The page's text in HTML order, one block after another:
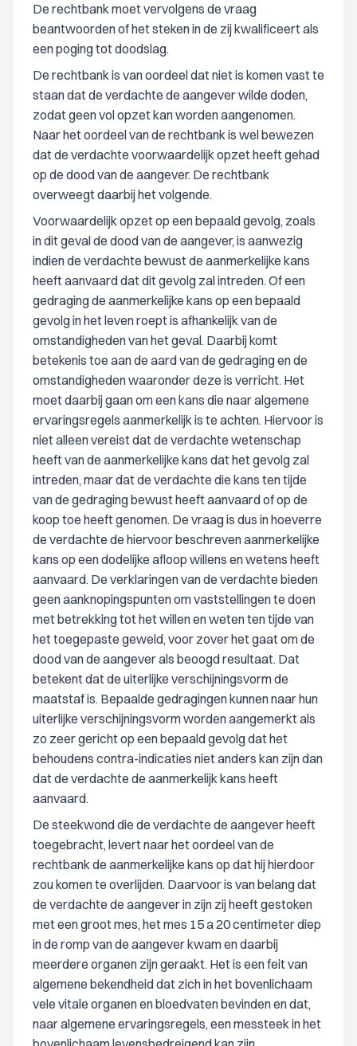
De rechtbank moet vervolgens de vraag
beantwoorden of het steken in de zij kwalificeert als
een poging tot doodslag.
De rechtbank is van oordeel dat niet is komen vast te
staan dat de verdachte de aangever wilde doden,
zodat geen vol opzet kan worden aangenomen.
Naar het oordeel van de rechtbank is wel bewezen
dat de verdachte voorwaardelijk opzet heeft gehad
op de dood van de aangever. De rechtbank
overweegt daarbij het volgende.
Voorwaardelijk opzet op een bepaald gevolg, zoals
in dit geval de dood van de aangever, is aanwezig
indien de verdachte bewust de aanmerkelijke kans
heeft aanvaard dat dit gevolg zal intreden. Of een
gedraging de aanmerkelijke kans op een bepaald
gevolg in het leven roept is afhankelijk van de
omstandigheden van het geval. Daarbij komt
betekenis toe aan de aard van de gedraging en de
omstandigheden waaronder deze is verricht. Het
moet daarbij gaan om een kans die naar algemene
ervaringsregels aanmerkelijk is te achten. Hiervoor is
niet alleen vereist dat de verdachte wetenschap
heeft van de aanmerkelijke kans dat het gevolg zal
intreden, maar dat de verdachte die kans ten tijde
van de gedraging bewust heeft aanvaard of op de
koop toe heeft genomen. De vraag is dus in hoeverre
de verdachte de hiervoor beschreven aanmerkelijke
kans op een dodelijke afloop willens en wetens heeft
aanvaard. De verklaringen van de verdachte bieden
geen aanknopingspunten om vaststellingen te doen
met betrekking tot het willen en weten ten tijde van
het toegepaste geweld, voor zover het gaat om de
dood van de aangever als beoogd resultaat. Dat
betekent dat de uiterlijke verschijningsvorm de
maatstaf is. Bepaalde gedragingen kunnen naar hun
uiterlijke verschijningsvorm worden aangemerkt als
zo zeer gericht op een bepaald gevolg dat het
behoudens contra-indicaties niet anders kan zijn dan
dat de verdachte de aanmerkelijk kans heeft
aanvaard.
De steekwond die de verdachte de aangever heeft
toegebracht, levert naar het oordeel van de
rechtbank de aanmerkelijke kans op dat hij hierdoor
zou komen te overlijden. Daarvoor is van belang dat
de verdachte de aangever in zijn zij heeft gestoken
met een groot mes, het mes 15 a 20 centimeter diep
in de romp van de aangever kwam en daarbij
meerdere organen zijn geraakt. Het is een feit van
algemene bekendheid dat zich in het bovenlichaam
vele vitale organen en bloedvaten bevinden en dat,
naar algemene ervaringsregels, een messteek in het